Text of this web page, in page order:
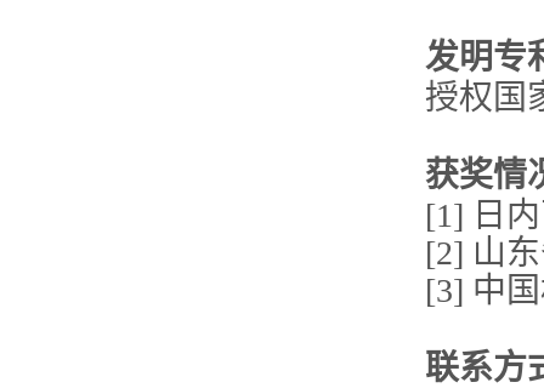
发明专
授权国
获奖情
[1] 日
[2] 山
[3] 中
联系方